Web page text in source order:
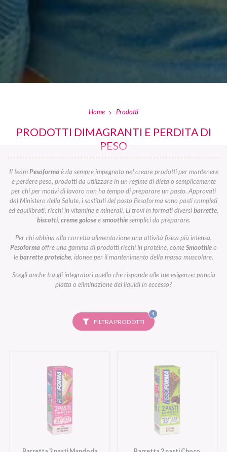
Home Prodotti
PRODOTTI DIMAGRANTI E PERDITA DI
PESO
Il teamPesoformaè da sempre impegnato nel creare prodotti per mantenere
e perdere peso, prodotti da utilizzare in un regime di dieta o semplicemente
per chi per motivi di lavoro non ha tempo di preparare un pasto. Approvati
dal Ministero della Salute, i sostituti del pasto Pesoforma sono pasti completi
ed equilibrati, ricchi in vitamine e minerali. Li trovi in formati diversibarrette,
biscotti, creme goloseesmoothiesemplici da preparare.
Per chi abbina alla corretta alimentazione una attività fisica più intensa,
Pesoformaoffre una gamma di prodotti ricchi in proteine, comeSmoothieo
lebarrette proteiche, idonee per il mantenimento della massa muscolare.
Scegli anche tra gli integratori quello che risponde alle tue esigenze: pancia
piatta o eliminazione dei liquidi in eccesso?
FILTRA PRODOTTI
4FILTRI
SELEZIONATI